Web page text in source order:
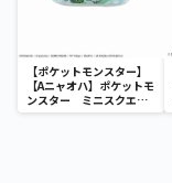
【ポケットモンスター】
【Aニャオハ】ポケットモ
ンスター ミニスクエア
ポーチ